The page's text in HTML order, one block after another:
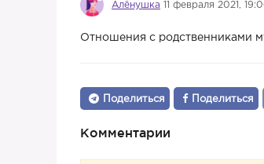
Алёнушка 11 февраля 2021,
Отношения с родственниками
Поделиться Поделиться
Комментарии